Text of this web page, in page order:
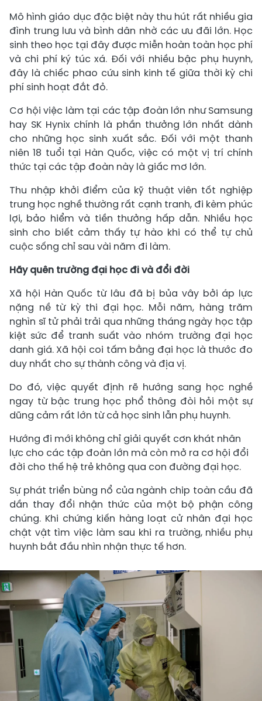
Mô hình giáo dục đặc biệt này thu hút rất nhiều gia
đình trung lưu và bình dân nhờ các ưu đãi lớn. Học
sinh theo học tại đây được miễn hoàn toàn học phí
và chi phí ký túc xá. Đối với nhiều bậc phụ huynh,
đây là chiếc phao cứu sinh kinh tế giữa thời kỳ chi
phí sinh hoạt đắt đỏ.
Cơ hội việc làm tại các tập đoàn lớn như Samsung
hay SK Hynix chính là phần thưởng lớn nhất dành
cho những học sinh xuất sắc. Đối với một thanh
niên 18 tuổi tại Hàn Quốc, việc có một vị trí chính
thức tại các tập đoàn này là giấc mơ lớn.
Thu nhập khởi điểm của kỹ thuật viên tốt nghiệp
trung học nghề thường rất cạnh tranh, đi kèm phúc
lợi, bảo hiểm và tiền thưởng hấp dẫn. Nhiều học
sinh cho biết cảm thấy tự hào khi có thể tự chủ
cuộc sống chỉ sau vài năm đi làm.
Hãy quên trường đại học đi và đổi đời
Xã hội Hàn Quốc từ lâu đã bị bủa vây bởi áp lực
nặng nề từ kỳ thi đại học. Mỗi năm, hàng trăm
nghìn sĩ tử phải trải qua những tháng ngày học tập
kiệt sức để tranh suất vào nhóm trường đại học
danh giá. Xã hội coi tấm bằng đại học là thước đo
duy nhất cho sự thành công và địa vị.
Do đó, việc quyết định rẽ hướng sang học nghề
ngay từ bậc trung học phổ thông đòi hỏi một sự
dũng cảm rất lớn từ cả học sinh lẫn phụ huynh.
Hướng đi mới không chỉ giải quyết cơn khát nhân
lực cho các tập đoàn lớn mà còn mở ra cơ hội đổi
đời cho thế hệ trẻ không qua con đường đại học.
Sự phát triển bùng nổ của ngành chip toàn cầu đã
dần thay đổi nhận thức của một bộ phận công
chúng. Khi chứng kiến hàng loạt cử nhân đại học
chật vật tìm việc làm sau khi ra trường, nhiều phụ
huynh bắt đầu nhìn nhận thực tế hơn.